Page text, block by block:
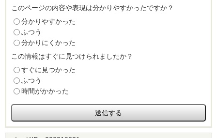
このページの内容や表現は分かりやすかったですか？
分かりやすかった
ふつう
分かりにくかった
この情報はすぐに見つけられましたか？
すぐに見つかった
ふつう
時間がかかった